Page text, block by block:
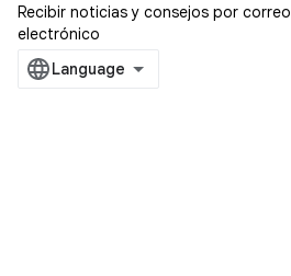
Recibir noticias y consejos por correo
electrónico